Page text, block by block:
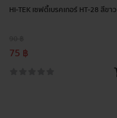
HI-TEK เซฟตี้เบรคเกอร์ HT-28 สีขาว
75 ฿